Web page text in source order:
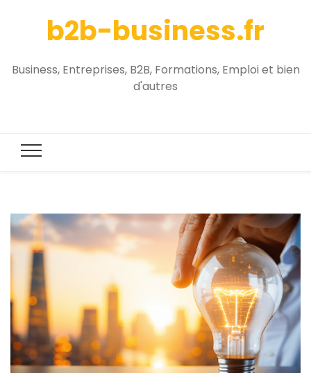
b2b-business.fr
Business, Entreprises, B2B, Formations, Emploi et bien
d'autres